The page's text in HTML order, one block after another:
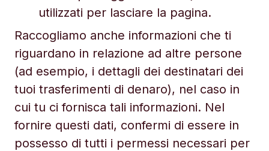
utilizzati per lasciare la pagina.
Raccogliamo anche informazioni che ti
riguardano in relazione ad altre persone
(ad esempio, i dettagli dei destinatari dei
tuoi trasferimenti di denaro), nel caso in
cui tu ci fornisca tali informazioni. Nel
fornire questi dati, confermi di essere in
possesso di tutti i permessi necessari per